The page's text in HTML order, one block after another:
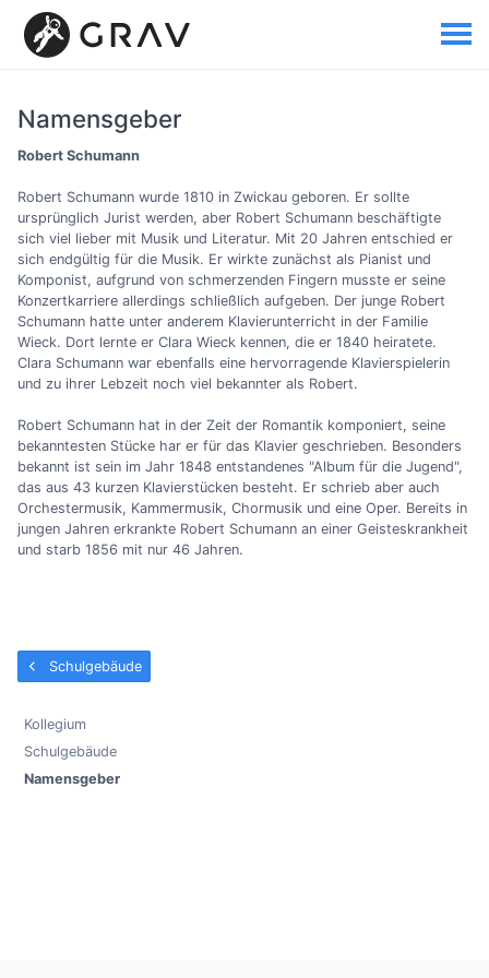
Namensgeber
Robert Schumann
Robert Schumann wurde 1810 in Zwickau geboren. Er sollte
ursprünglich Jurist werden, aber Robert Schumann beschäftigte
sich viel lieber mit Musik und Literatur. Mit 20 Jahren entschied er
sich endgültig für die Musik. Er wirkte zunächst als Pianist und
Komponist, aufgrund von schmerzenden Fingern musste er seine
Konzertkarriere allerdings schließlich aufgeben. Der junge Robert
Schumann hatte unter anderem Klavierunterricht in der Familie
Wieck. Dort lernte er Clara Wieck kennen, die er 1840 heiratete.
Clara Schumann war ebenfalls eine hervorragende Klavierspielerin
und zu ihrer Lebzeit noch viel bekannter als Robert.
Robert Schumann hat in der Zeit der Romantik komponiert, seine
bekanntesten Stücke har er für das Klavier geschrieben. Besonders
bekannt ist sein im Jahr 1848 entstandenes "Album für die Jugend",
das aus 43 kurzen Klavierstücken besteht. Er schrieb aber auch
Orchestermusik, Kammermusik, Chormusik und eine Oper. Bereits in
jungen Jahren erkrankte Robert Schumann an einer Geisteskrankheit
und starb 1856 mit nur 46 Jahren.
Schulgebäude
Kollegium
Schulgebäude
Namensgeber